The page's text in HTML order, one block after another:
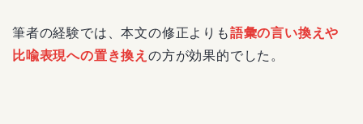
筆者の経験では、本文の修正よりも語彙の言い換えや
比喩表現への置き換え の方が効果的でした。